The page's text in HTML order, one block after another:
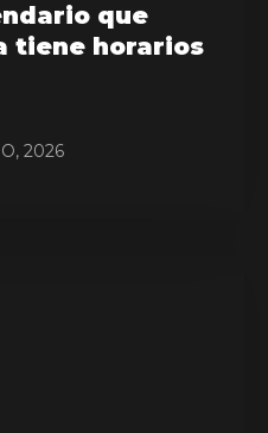
que
tiene horarios
2026